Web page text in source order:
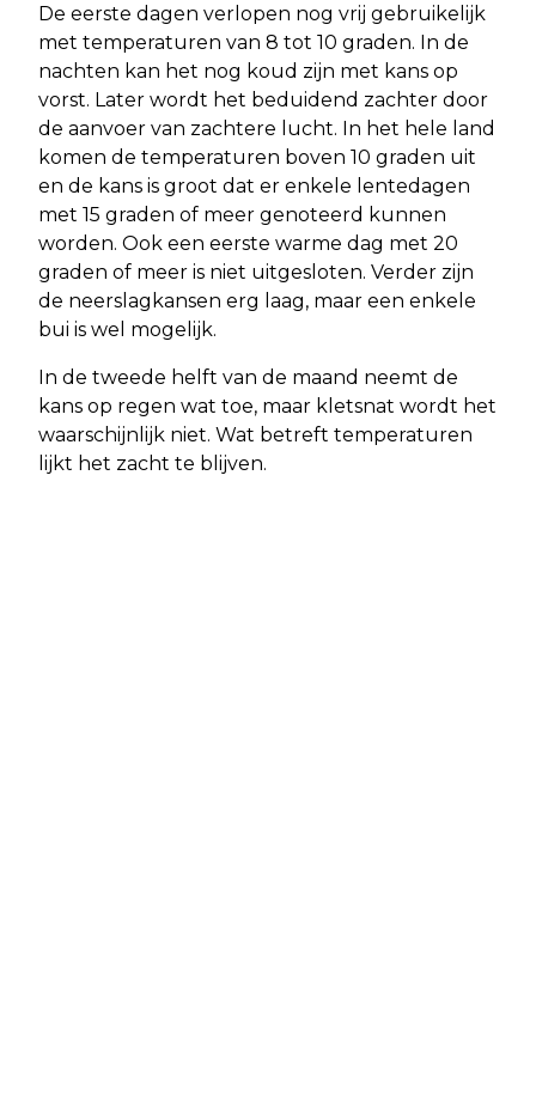
De eerste dagen verlopen nog vrij gebruikelijk
met temperaturen van 8 tot 10 graden. In de
nachten kan het nog koud zijn met kans op
vorst. Later wordt het beduidend zachter door
de aanvoer van zachtere lucht. In het hele land
komen de temperaturen boven 10 graden uit
en de kans is groot dat er enkele lentedagen
met 15 graden of meer genoteerd kunnen
worden. Ook een eerste warme dag met 20
graden of meer is niet uitgesloten. Verder zijn
de neerslagkansen erg laag, maar een enkele
bui is wel mogelijk.
In de tweede helft van de maand neemt de
kans op regen wat toe, maar kletsnat wordt het
waarschijnlijk niet. Wat betreft temperaturen
lijkt het zacht te blijven.